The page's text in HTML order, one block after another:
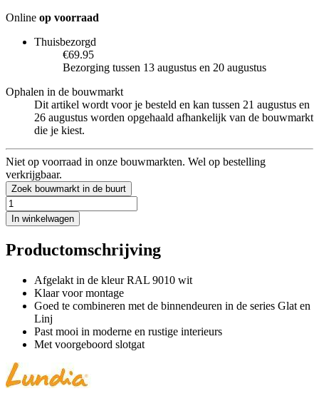
Online op voorraad
Thuisbezorgd
€69.95
Bezorging tussen 13 augustus en 20 augustus
Ophalen in de bouwmarkt
Dit artikel wordt voor je besteld en kan tussen 21 augustus en
26 augustus worden opgehaald afhankelijk van de bouwmarkt
die je kiest.
Niet op voorraad in onze bouwmarkten. Wel op bestelling
verkrijgbaar.
Zoek bouwmarkt in de buurt
In winkelwagen
Productomschrijving
Afgelakt in de kleur RAL 9010 wit
Klaar voor montage
Goed te combineren met de binnendeuren in de series Glat en
Linj
Past mooi in moderne en rustige interieurs
Met voorgeboord slotgat